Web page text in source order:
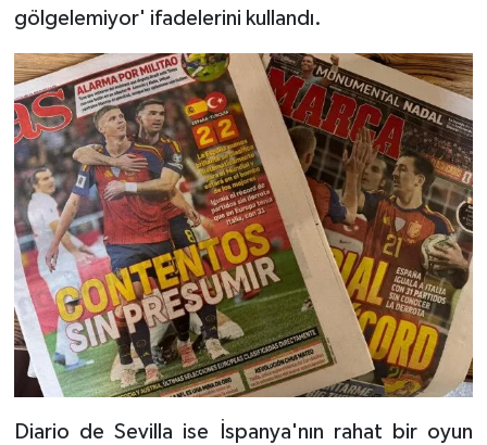
gölgelemiyor' ifadelerini kullandı.
Diario de Sevilla ise İspanya'nın rahat bir oyun